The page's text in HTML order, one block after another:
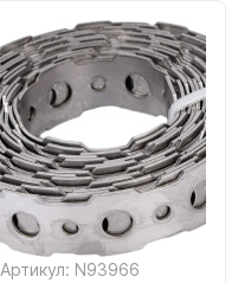
Артикул: N93966